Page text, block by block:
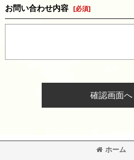
お問い合わせ内容 [必須]
確認画面へ
ホーム